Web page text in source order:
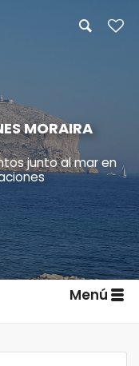
MORAIRA
junto al mar en
Menú